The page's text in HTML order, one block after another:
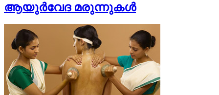
ആയുര്‍വേദ മരുന്നുകള്‍